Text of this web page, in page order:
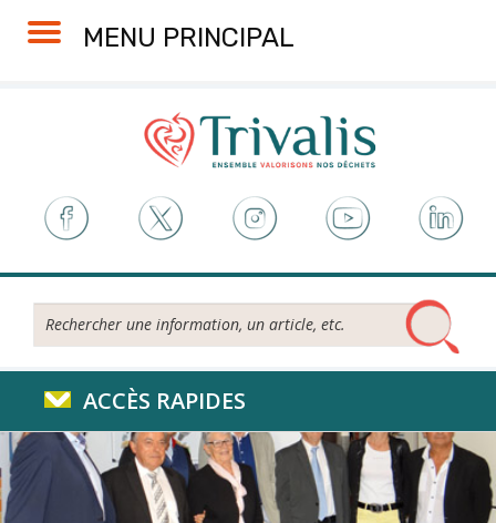
MENU PRINCIPAL
Rechercher...
ACCÈS RAPIDES